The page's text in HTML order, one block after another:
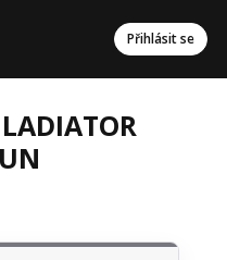
Přihlásit se